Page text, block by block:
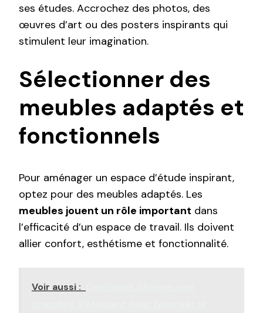
ses études. Accrochez des photos, des
œuvres d’art ou des posters inspirants qui
stimulent leur imagination.
Sélectionner des
meubles adaptés et
fonctionnels
Pour aménager un espace d’étude inspirant,
optez pour des meubles adaptés. Les
meubles jouent un rôle important dans
l’efficacité d’un espace de travail. Ils doivent
allier confort, esthétisme et fonctionnalité.
Voir aussi :